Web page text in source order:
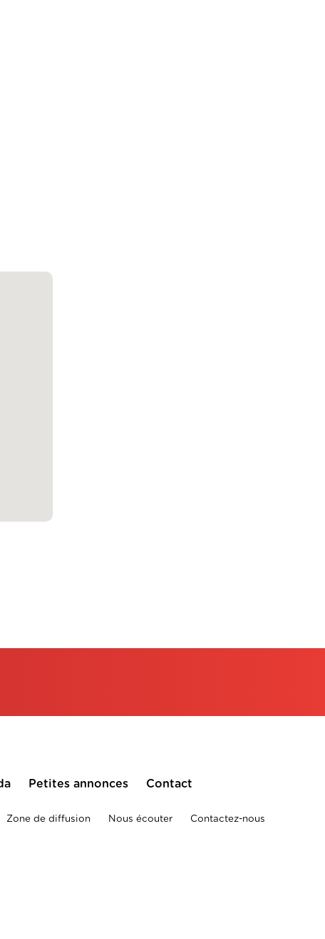
Petites annonces Contact
Zone de diffusion Nous écouter Contactez-nous